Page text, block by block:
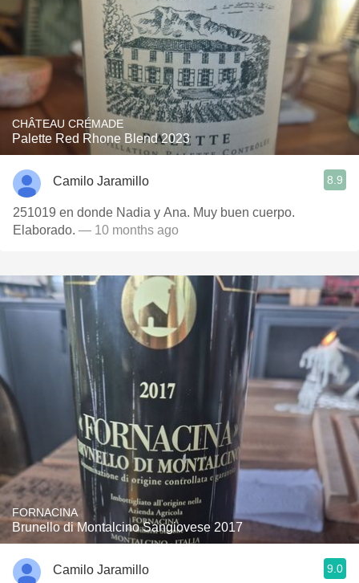
CHÂTEAU CRÉMADE
Palette Red Rhone Blend 2023
Camilo Jaramillo 8.9
251019 en donde Nadia y Ana. Muy buen cuerpo.
Elaborado. — 10 months ago
FORNACINA
Brunello di Montalcino Sangiovese 2017
Camilo Jaramillo 9.0